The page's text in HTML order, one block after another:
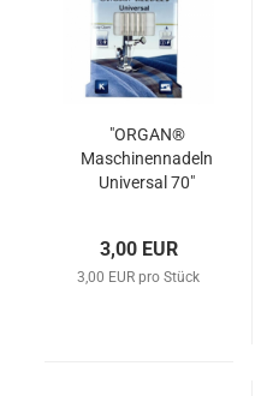
"ORGAN®
Maschinennadeln
Universal 70"
3,00 EUR
3,00 EUR pro Stück